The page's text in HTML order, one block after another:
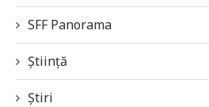
SFF Panorama
Știință
Știri